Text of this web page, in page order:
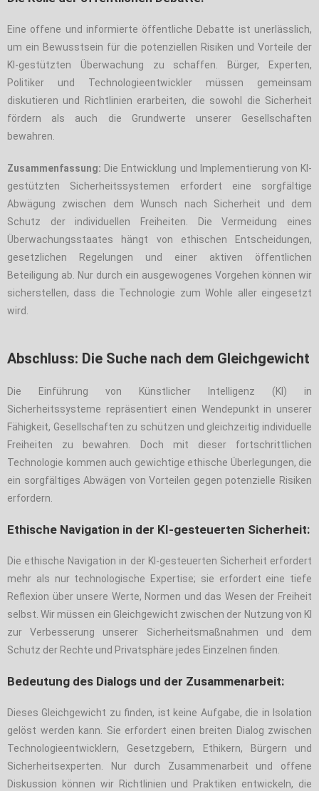
Eine offene und informierte öffentliche Debatte ist unerlässlich,
um ein Bewusstsein für die potenziellen Risiken und Vorteile der
KI-gestützten Überwachung zu schaffen. Bürger, Experten,
Politiker und Technologieentwickler müssen gemeinsam
diskutieren und Richtlinien erarbeiten, die sowohl die Sicherheit
fördern als auch die Grundwerte unserer Gesellschaften
bewahren.
Zusammenfassung: Die Entwicklung und Implementierung von KI-
gestützten Sicherheitssystemen erfordert eine sorgfältige
Abwägung zwischen dem Wunsch nach Sicherheit und dem
Schutz der individuellen Freiheiten. Die Vermeidung eines
Überwachungsstaates hängt von ethischen Entscheidungen,
gesetzlichen Regelungen und einer aktiven öffentlichen
Beteiligung ab. Nur durch ein ausgewogenes Vorgehen können wir
sicherstellen, dass die Technologie zum Wohle aller eingesetzt
wird.
Abschluss: Die Suche nach dem Gleichgewicht
Die Einführung von Künstlicher Intelligenz (KI) in
Sicherheitssysteme repräsentiert einen Wendepunkt in unserer
Fähigkeit, Gesellschaften zu schützen und gleichzeitig individuelle
Freiheiten zu bewahren. Doch mit dieser fortschrittlichen
Technologie kommen auch gewichtige ethische Überlegungen, die
ein sorgfältiges Abwägen von Vorteilen gegen potenzielle Risiken
erfordern.
Ethische Navigation in der KI-gesteuerten Sicherheit:
Die ethische Navigation in der KI-gesteuerten Sicherheit erfordert
mehr als nur technologische Expertise; sie erfordert eine tiefe
Reflexion über unsere Werte, Normen und das Wesen der Freiheit
selbst. Wir müssen ein Gleichgewicht zwischen der Nutzung von KI
zur Verbesserung unserer Sicherheitsmaßnahmen und dem
Schutz der Rechte und Privatsphäre jedes Einzelnen finden.
Bedeutung des Dialogs und der Zusammenarbeit:
Dieses Gleichgewicht zu finden, ist keine Aufgabe, die in Isolation
gelöst werden kann. Sie erfordert einen breiten Dialog zwischen
Technologieentwicklern, Gesetzgebern, Ethikern, Bürgern und
Sicherheitsexperten. Nur durch Zusammenarbeit und offene
Diskussion können wir Richtlinien und Praktiken entwickeln, die